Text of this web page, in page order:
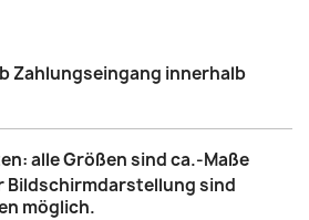
Zahlungseingang innerhalb
alle Größen sind ca.-Maße
Bildschirmdarstellung sind
möglich.